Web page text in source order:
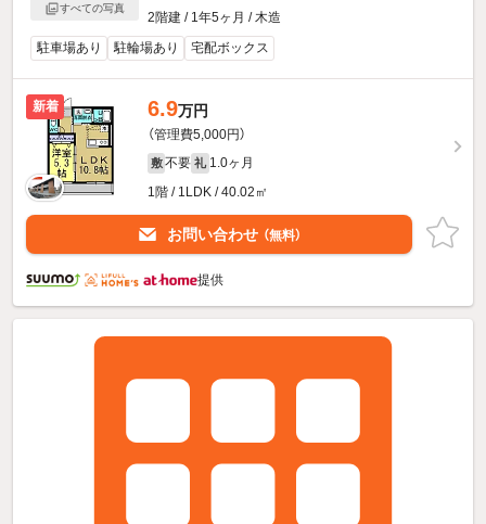
すべての写真
2階建 / 1年5ヶ月 / 木造
駐車場あり
駐輪場あり 宅配ボックス
新着 6.9万円
（管理費5,000円）
敷 不要 礼 1.0ヶ月
1階 / 1LDK / 40.02㎡
お問い合わせ （無料）
提供